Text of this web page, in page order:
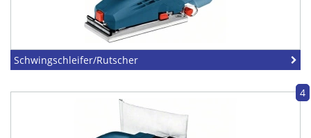
Schwingschleifer/Rutscher
4